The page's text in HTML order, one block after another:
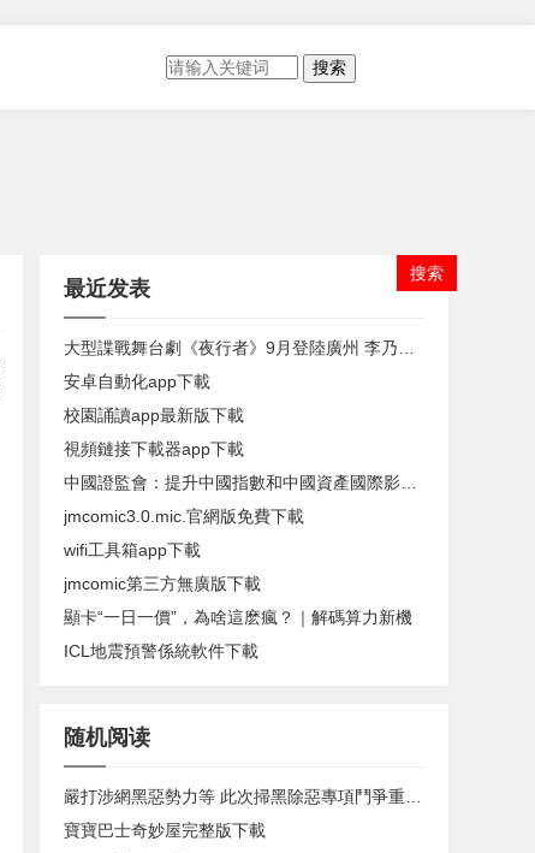
搜索
最近发表
安卓自動化app下載
校園誦讀app最新版下載
視頻鏈接下載器app下載
中國證監會：提升中國指數和中國資產國際影響力
jmcomic3.0.mic.官網版免費下載
wifi工具箱app下載
jmcomic第三方無廣版下載
顯卡“一日一價”，為啥這麽瘋？｜解碼算力新機
ICL地震預警係統軟件下載
随机阅读
嚴打涉網黑惡勢力等 此次掃黑除惡專項鬥爭重點公布
寶寶巴士奇妙屋完整版下載